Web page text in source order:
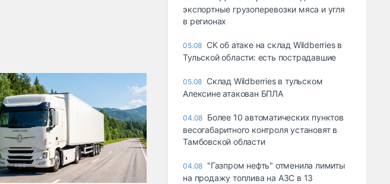
экспортные грузоперевозки мяса и угля
в регионах
05.08 СК об атаке на склад Wildberries в
Тульской области: есть пострадавшие
05.08 Склад Wildberries в тульском
Алексине атакован БПЛА
04.08 Более 10 автоматических пунктов
весогабаритного контроля установят в
Тамбовской области
04.08 "Газпром нефть" отменила лимиты
на продажу топлива на АЗС в 13